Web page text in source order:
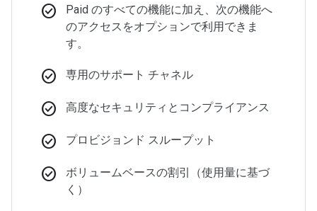
check_circle
Paid のすべての機能に加え、次の機能へ
のアクセスをオプションで利用できま
す。
check_circle 専用のサポート チャネル
check_circle 高度なセキュリティとコンプライアンス
check_circle プロビジョンド スループット
check_circle
ボリュームベースの割引（使用量に基づ
く）